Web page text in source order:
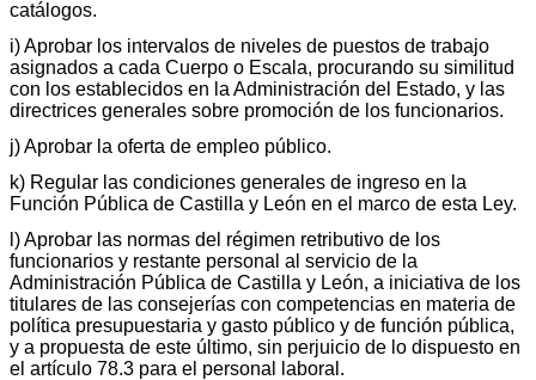
catálogos.
i) Aprobar los intervalos de niveles de puestos de trabajo
asignados a cada Cuerpo o Escala, procurando su similitud
con los establecidos en la Administración del Estado, y las
directrices generales sobre promoción de los funcionarios.
j) Aprobar la oferta de empleo público.
k) Regular las condiciones generales de ingreso en la
Función Pública de Castilla y León en el marco de esta Ley.
l) Aprobar las normas del régimen retributivo de los
funcionarios y restante personal al servicio de la
Administración Pública de Castilla y León, a iniciativa de los
titulares de las consejerías con competencias en materia de
política presupuestaria y gasto público y de función pública,
y a propuesta de este último, sin perjuicio de lo dispuesto en
el artículo 78.3 para el personal laboral.